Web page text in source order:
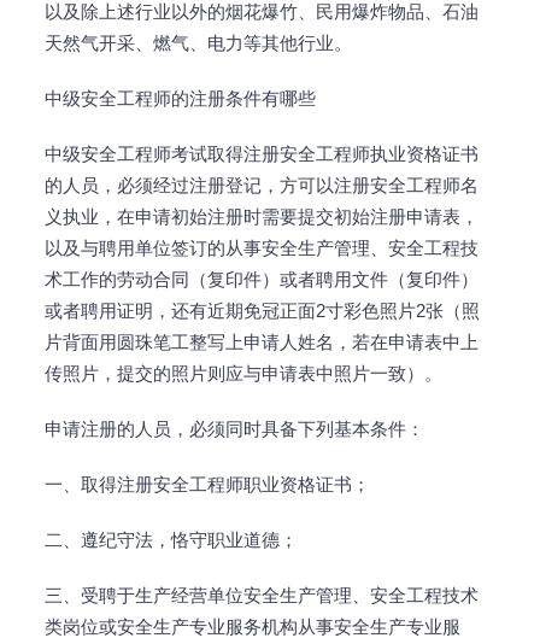
以及除上述行业以外的烟花爆竹、民用爆炸物品、石油
天然气开采、燃气、电力等其他行业。
中级安全工程师的注册条件有哪些
中级安全工程师考试取得注册安全工程师执业资格证书
的人员，必须经过注册登记，方可以注册安全工程师名
义执业，在申请初始注册时需要提交初始注册申请表，
以及与聘用单位签订的从事安全生产管理、安全工程技
术工作的劳动合同（复印件）或者聘用文件（复印件）
或者聘用证明，还有近期免冠正面2寸彩色照片2张（照
片背面用圆珠笔工整写上申请人姓名，若在申请表中上
传照片，提交的照片则应与申请表中照片一致）。
申请注册的人员，必须同时具备下列基本条件：
一、取得注册安全工程师职业资格证书；
二、遵纪守法，恪守职业道德；
三、受聘于生产经营单位安全生产管理、安全工程技术
类岗位或安全生产专业服务机构从事安全生产专业服